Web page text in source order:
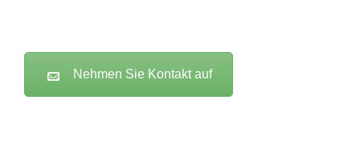
Nehmen Sie Kontakt auf